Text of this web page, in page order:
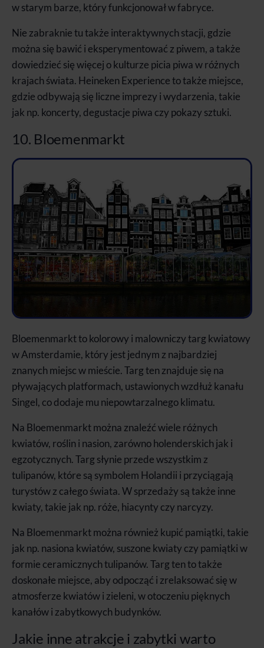
w starym barze, który funkcjonował w fabryce.
Nie zabraknie tu także interaktywnych stacji, gdzie
można się bawić i eksperymentować z piwem, a także
dowiedzieć się więcej o kulturze picia piwa w różnych
krajach świata. Heineken Experience to także miejsce,
gdzie odbywają się liczne imprezy i wydarzenia, takie
jak np. koncerty, degustacje piwa czy pokazy sztuki.
10. Bloemenmarkt
Bloemenmarkt to kolorowy i malowniczy targ kwiatowy
w Amsterdamie, który jest jednym z najbardziej
znanych miejsc w mieście. Targ ten znajduje się na
pływających platformach, ustawionych wzdłuż kanału
Singel, co dodaje mu niepowtarzalnego klimatu.
Na Bloemenmarkt można znaleźć wiele różnych
kwiatów, roślin i nasion, zarówno holenderskich jak i
egzotycznych. Targ słynie przede wszystkim z
tulipanów, które są symbolem Holandii i przyciągają
turystów z całego świata. W sprzedaży są także inne
kwiaty, takie jak np. róże, hiacynty czy narcyzy.
Na Bloemenmarkt można również kupić pamiątki, takie
jak np. nasiona kwiatów, suszone kwiaty czy pamiątki w
formie ceramicznych tulipanów. Targ ten to także
doskonałe miejsce, aby odpocząć i zrelaksować się w
atmosferze kwiatów i zieleni, w otoczeniu pięknych
kanałów i zabytkowych budynków.
Jakie inne atrakcje i zabytki warto